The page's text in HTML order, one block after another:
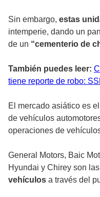
Sin embargo, estas
intemperie, dando un
de un “cementerio de
También puedes leer:
tiene reporte de robo:
El mercado asiático es
de vehículos
operaciones de
General Motors, Baic
Hyundai y Chirey son
vehículos a través del